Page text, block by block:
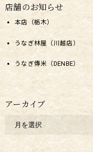
店舗のお知らせ
本店（栃木）
うなぎ林屋（川越店）
うなぎ傳米（DENBE）
アーカイブ